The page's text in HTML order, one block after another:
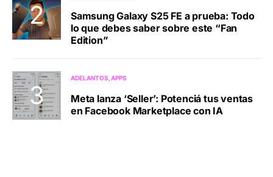
Samsung Galaxy S25 FE a prueba: Todo
lo que debes saber sobre este “Fan
Edition”
ADELANTOS APPS
Meta lanza ‘Seller’: Potenciá tus ventas
en Facebook Marketplace con IA